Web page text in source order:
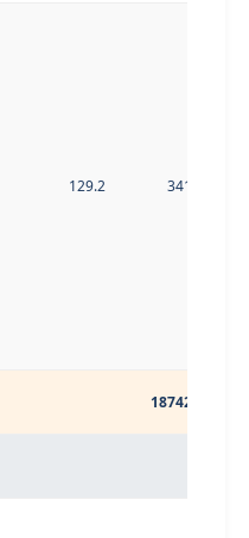
129.2 341.09
18742.65